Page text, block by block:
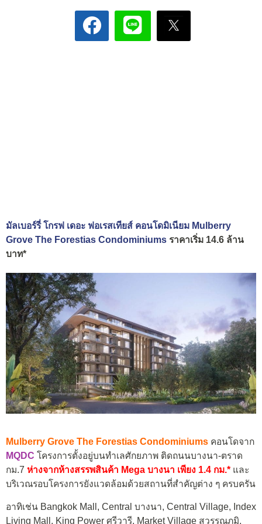
มัลเบอร์รี่ โกรฟ เดอะ ฟอเรสเทียส์ คอนโดมิเนียม Mulberry
Grove The Forestias Condominiums ราคาเริ่ม 14.6 ล้าน
บาท*
Mulberry Grove The Forestias Condominiums คอนโดจาก
MQDC โครงการตั้งอยู่บนทำเลศักยภาพ ติดถนนบางนา-ตราด
กม.7 ห่างจากห้างสรรพสินค้า Mega บางนา เพียง 1.4 กม.* และ
บริเวณรอบโครงการยังแวดล้อมด้วยสถานที่สำคัญต่าง ๆ ครบครัน
อาทิเช่น Bangkok Mall, Central บางนา, Central Village, Index
Living Mall, King Power ศรีวารี, Market Village สุวรรณภูมิ,